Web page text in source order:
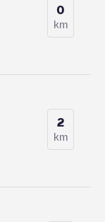
0
km
2
km